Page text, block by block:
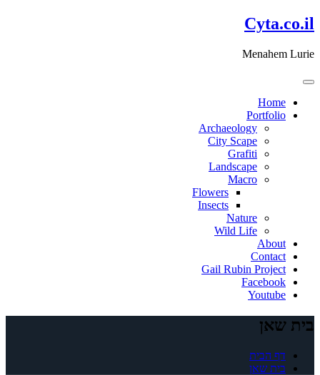
דלג
לתוכן
Cyta.co.il
Menahem Lurie
Home
Portfolio
Archaeology
City Scape
Grafiti
Landscape
Macro
Flowers
Insects
Nature
Wild Life
About
Contact
Gail Rubin Project
Facebook
Youtube
בית שאן
דף הבית
בית שאן